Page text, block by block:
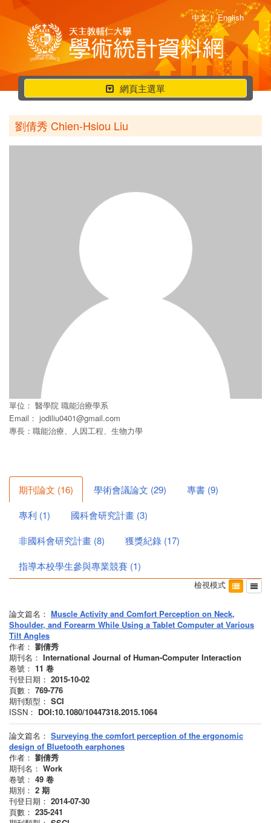
中文 | English
行
動
選
單
網頁主選單
劉倩秀 Chien-Hsiou Liu
單位： 醫學院 職能治療學系
Email： jodiliu0401@gmail.com
專長：職能治療、人因工程、生物力學
期刊論文 (16) 學術會議論文 (29) 專書 (9)
專利 (1) 國科會研究計畫 (3)
非國科會研究計畫 (8) 獲獎紀錄 (17)
指導本校學生參與專業競賽 (1)
檢視模式
論文篇名： Muscle Activity and Comfort Perception on Neck,
Shoulder, and Forearm While Using a Tablet Computer at Various
Tilt Angles
作者： 劉倩秀
期刊名： International Journal of Human-Computer Interaction
卷號： 11 卷
刊登日期： 2015-10-02
頁數： 769-776
期刊類型： SCI
ISSN： DOI:10.1080/10447318.2015.1064
論文篇名： Surveying the comfort perception of the ergonomic
design of Bluetooth earphones
作者： 劉倩秀
期刊名： Work
卷號： 49 卷
期別： 2 期
刊登日期： 2014-07-30
頁數： 235-241